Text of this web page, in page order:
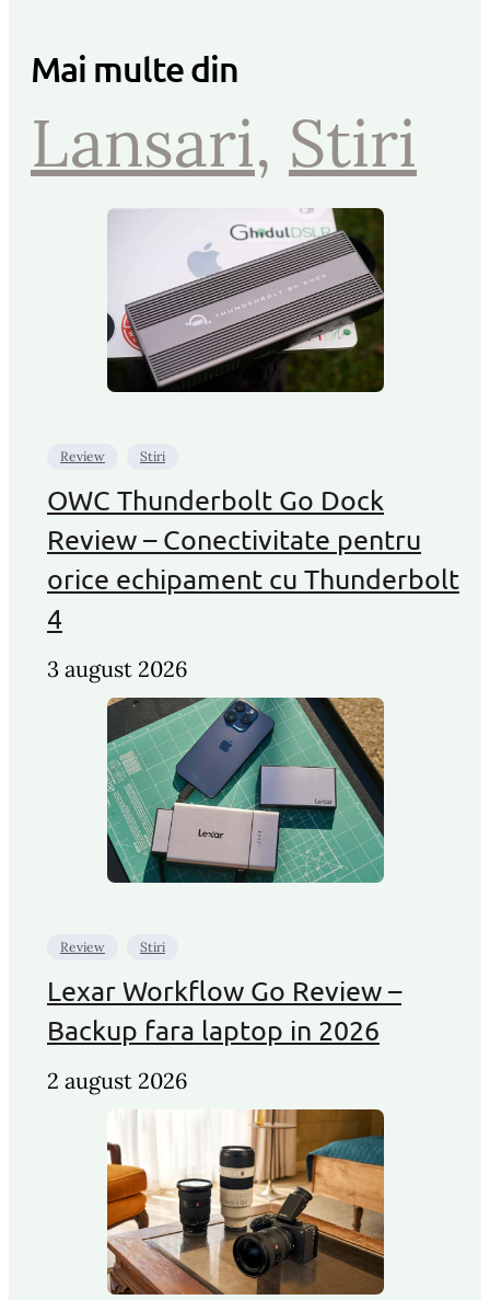
Mai multe din
Lansari, Stiri
Review Stiri
OWC Thunderbolt Go Dock
Review – Conectivitate pentru
orice echipament cu Thunderbolt
4
3 august 2026
Review Stiri
Lexar Workflow Go Review –
Backup fara laptop in 2026
2 august 2026